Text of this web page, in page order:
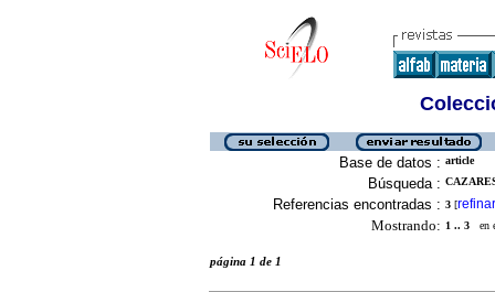
Base de datos : article
Búsqueda :
Referencias encontradas : 3 [refinar
Mostrando: 1 .. 3 en
página 1 de 1